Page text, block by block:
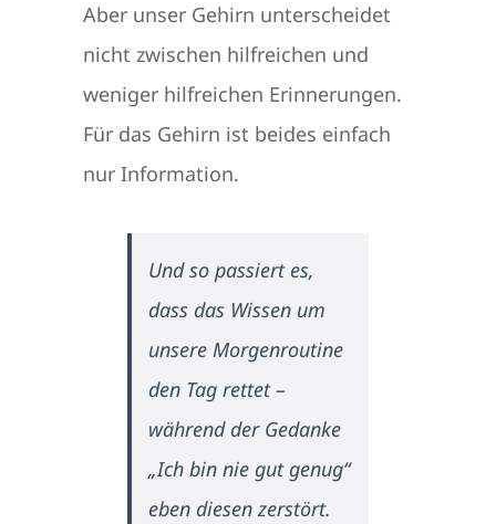
Aber unser Gehirn unterscheidet
nicht zwischen hilfreichen und
weniger hilfreichen Erinnerungen.
Für das Gehirn ist beides einfach
nur Information.
Und so passiert es,
dass das Wissen um
unsere Morgenroutine
den Tag rettet –
während der Gedanke
„Ich bin nie gut genug“
eben diesen zerstört.